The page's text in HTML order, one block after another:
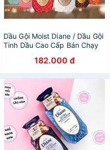
Dầu Gội Moist Diane / Dầu Gội
Tinh Dầu Cao Cấp Bán Chạy
182.000 đ